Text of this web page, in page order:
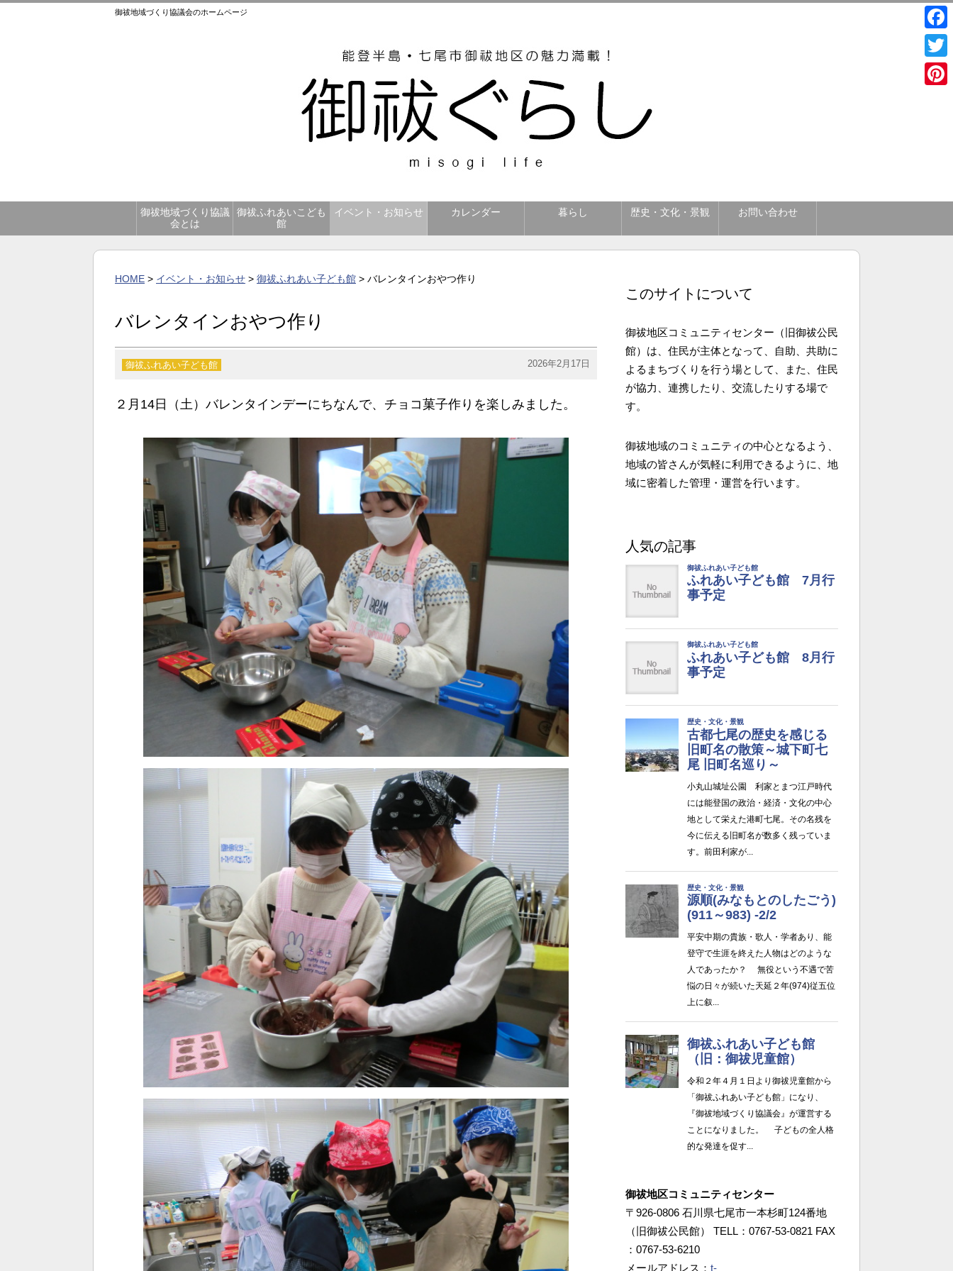
御祓地域づくり協議会のホームページ
御祓地域づくり協議
会とは
御祓ふれあいこども
館
イベント・お知らせ カレンダー 暮らし 歴史・文化・景観 お問い合わせ
HOME > イベント・お知らせ > 御祓ふれあい子ども館 > バレンタインおやつ作り
バレンタインおやつ作り
御祓ふれあい子ども館 2026年2月17日
２月14日（土）バレンタインデーにちなんで、チョコ菓子作りを楽しみました。
このサイトについて
御祓地区コミュニティセンター（旧御祓公民
館）は、住民が主体となって、自助、共助に
よるまちづくりを行う場として、また、住民
が協力、連携したり、交流したりする場で
す。
御祓地域のコミュニティの中心となるよう、
地域の皆さんが気軽に利用できるように、地
域に密着した管理・運営を行います。
人気の記事
御祓地区コミュニティセンター
〒926-0806 石川県七尾市一本杉町124番地
（旧御祓公民館） TELL：0767-53-0821 FAX
：0767-53-6210
メールアドレス： t-